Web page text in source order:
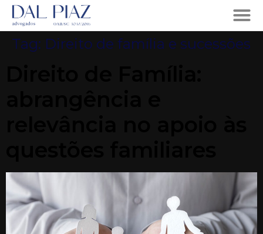
Tag: Direito de família e sucessões